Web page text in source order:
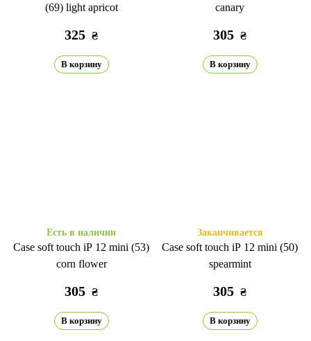
(69) light apricot
325 ₴
В корзину
canary
305 ₴
В корзину
Есть в наличии
Case soft touch iP 12 mini (53)
corn flower
305 ₴
В корзину
Заканчивается
Case soft touch iP 12 mini (50)
spearmint
305 ₴
В корзину